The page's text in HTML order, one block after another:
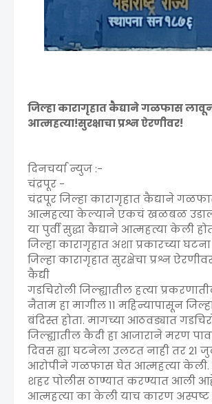
जिल्हा कारागृहात कैद्याने गळफास
आत्महत्या!सुरक्षाचा प्रश्न ऐरणीवर!
दिनचर्या न्युज :-
चंद्रपूर -
चंद्रपूर जिल्हा कारागृहात कैद्याने
आत्महत्या केल्याने एकचं खळबळ
या पुर्वी सुद्धा कैद्याने आत्महत्या केली
जिल्हा कारागृहात अशा प्रकारच्या
जिल्हा कारागृहात सुरक्षेचा प्रश्न
कैद्यी
गडचिरोली जिल्ह्यातील हत्या
नैताम हा मागील 11 महिन्यापासून
बंदिस्त होता. मागच्या आठवड्यात
जिल्ह्यातील कैदी हा आजाराने मरण
दिवस ह्या घटनेला उलटत नाही तर 21
आरोपीने गळफास घेत आत्महत्या केली.
शहर पोलीस ठाण्यात करण्यात आली
आत्महत्या का केली याच कारण